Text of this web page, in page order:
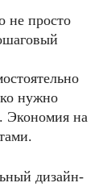
не просто
нужно
Экономия на
дизайн-